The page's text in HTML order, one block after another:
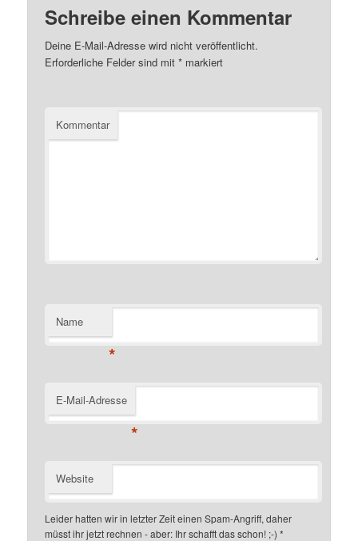
Schreibe einen Kommentar
Deine E-Mail-Adresse wird nicht veröffentlicht.
Erforderliche Felder sind mit* markiert
Kommentar
Name
*
E-Mail-Adresse
*
Website
Leider hatten wir in letzter Zeit einen Spam-Angriff, daher
müsst ihr jetzt rechnen - aber: Ihr schafft das schon! ;-) *